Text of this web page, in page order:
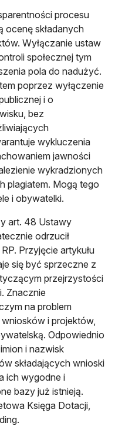
procesu
ocenę składanych
Wyłączanie ustaw
społecznej tym
pola do nadużyć.
poprzez wyłączenie
i o
bez
wykluczenia
jawności
wykradzionych
plagiatem. Mogą tego
i obywatelki.
art. 48 Ustawy
odrzucił
Przyjęcie artykułu
się być sprzeczne z
przejrzystości
Znacznie
na problem
i projektów,
Odpowiednio
i nazwisk
składających wnioski
ich wygodne i
bazy już istnieją.
Księga Dotacji,